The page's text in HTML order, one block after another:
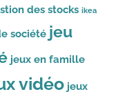
des stocks ikea
société jeu
jeux en famille
vidéo jeux